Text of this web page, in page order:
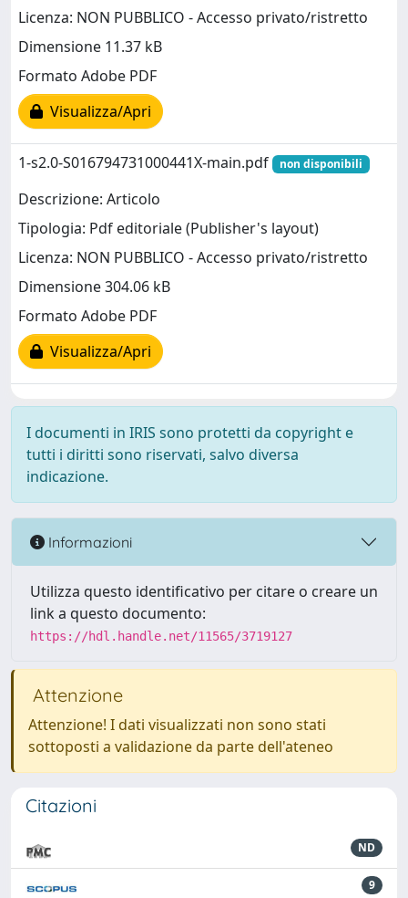
Licenza: NON PUBBLICO - Accesso privato/ristretto
Dimensione 11.37 kB
Formato Adobe PDF
Visualizza/Apri
1-s2.0-S016794731000441X-main.pdf non disponibili
Descrizione: Articolo
Tipologia: Pdf editoriale (Publisher's layout)
Licenza: NON PUBBLICO - Accesso privato/ristretto
Dimensione 304.06 kB
Formato Adobe PDF
Visualizza/Apri
I documenti in IRIS sono protetti da copyright e
tutti i diritti sono riservati, salvo diversa
indicazione.
Informazioni
Utilizza questo identificativo per citare o creare un
link a questo documento:
https://hdl.handle.net/11565/3719127
Attenzione
Attenzione! I dati visualizzati non sono stati
sottoposti a validazione da parte dell'ateneo
Citazioni
ND
9